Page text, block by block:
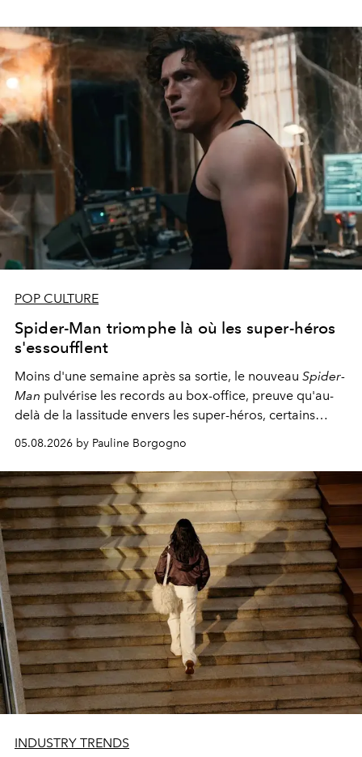
POP CULTURE
Spider-Man triomphe là où les super-héros
s'essoufflent
Moins d'une semaine après sa sortie, le nouveau Spider-
Man pulvérise les records au box-office, preuve qu'au-
delà de la lassitude envers les super-héros, certains
05.08.2026 by Pauline Borgogno
INDUSTRY TRENDS